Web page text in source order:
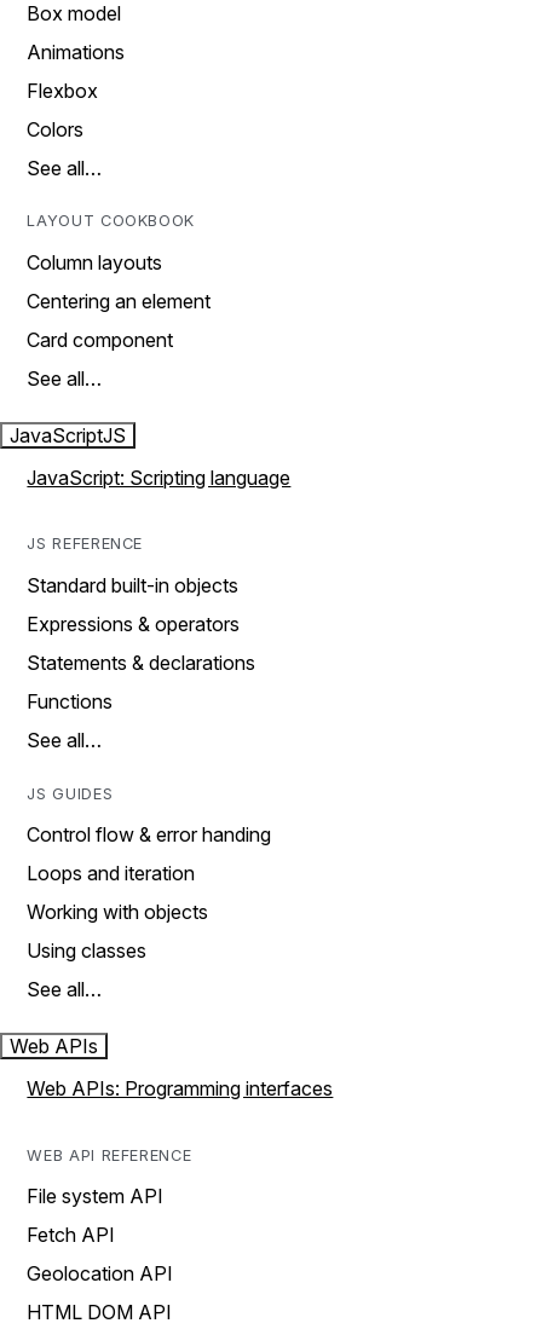
Box model
Animations
Flexbox
Colors
See all…
LAYOUT COOKBOOK
Column layouts
Centering an element
Card component
See all…
JavaScriptJS
JavaScript: Scripting language
JS REFERENCE
Standard built-in objects
Expressions & operators
Statements & declarations
Functions
See all…
JS GUIDES
Control flow & error handing
Loops and iteration
Working with objects
Using classes
See all…
Web APIs
Web APIs: Programming interfaces
WEB API REFERENCE
File system API
Fetch API
Geolocation API
HTML DOM API